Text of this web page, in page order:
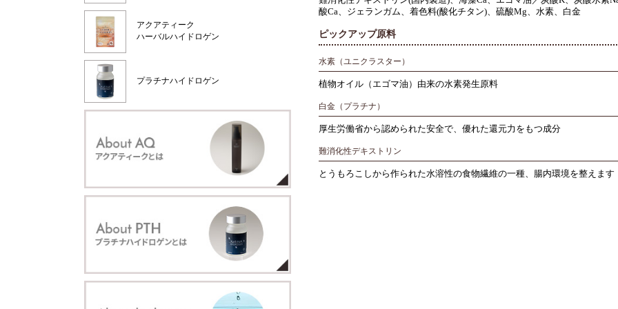
アクアティーク
ハーバルハイドロゲン
プラチナハイドロゲン
酸Ca、ジェランガム、着色料(酸化チタン)、硫酸Mg、水素、白金
ピックアップ原料
水素（ユニクラスター）
植物オイル（エゴマ油）由来の水素発生原料
白金（プラチナ）
厚生労働省から認められた安全で、優れた還元力をもつ成分
難消化性デキストリン
とうもろこしから作られた水溶性の食物繊維の一種、腸内環境を整えます